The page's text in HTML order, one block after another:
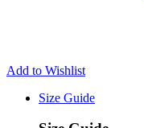
Add to Wishlist
Size Guide